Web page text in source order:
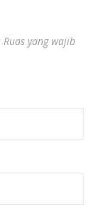
Ruas yang wajib